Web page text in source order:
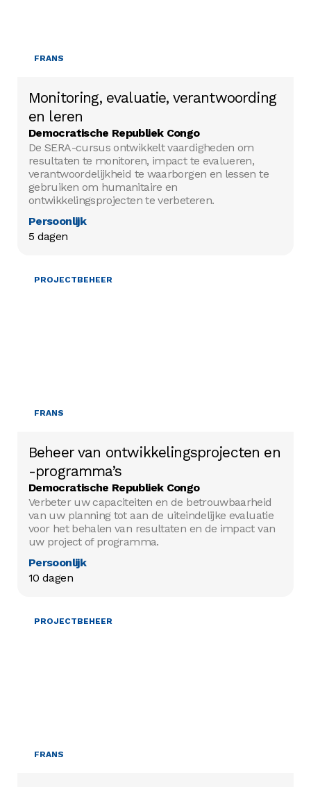
FRANS
Monitoring, evaluatie, verantwoording
en leren
Democratische Republiek Congo
De SERA-cursus ontwikkelt vaardigheden om
resultaten te monitoren, impact te evalueren,
verantwoordelijkheid te waarborgen en lessen te
gebruiken om humanitaire en
ontwikkelingsprojecten te verbeteren.
Persoonlijk
5 dagen
PROJECTBEHEER
FRANS
Beheer van ontwikkelingsprojecten en
-programma’s
Democratische Republiek Congo
Verbeter uw capaciteiten en de betrouwbaarheid
van uw planning tot aan de uiteindelijke evaluatie
voor het behalen van resultaten en de impact van
uw project of programma.
Persoonlijk
10 dagen
PROJECTBEHEER
FRANS